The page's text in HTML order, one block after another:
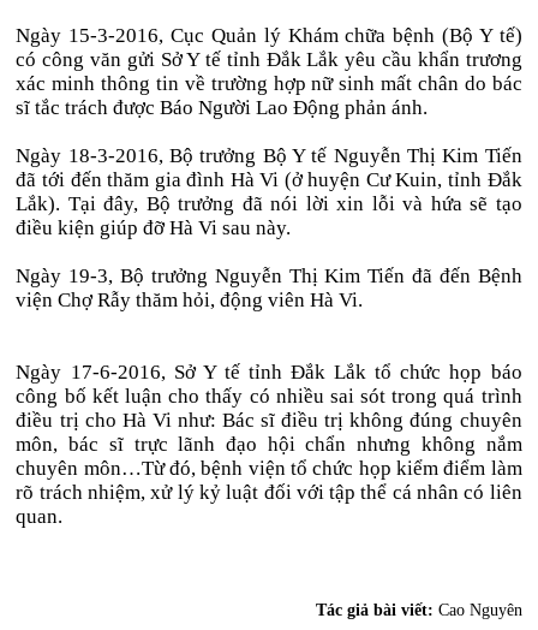
Ngày 15-3-2016, Cục Quản lý Khám chữa bệnh (Bộ Y tế)
có công văn gửi Sở Y tế tỉnh Đắk Lắk yêu cầu khẩn trương
xác minh thông tin về trường hợp nữ sinh mất chân do bác
sĩ tắc trách được Báo Người Lao Động phản ánh.
Ngày 18-3-2016, Bộ trưởng Bộ Y tế Nguyễn Thị Kim Tiến
đã tới đến thăm gia đình Hà Vi (ở huyện Cư Kuin, tỉnh Đắk
Lắk). Tại đây, Bộ trưởng đã nói lời xin lỗi và hứa sẽ tạo
điều kiện giúp đỡ Hà Vi sau này.
Ngày 19-3, Bộ trưởng Nguyễn Thị Kim Tiến đã đến Bệnh
viện Chợ Rẫy thăm hỏi, động viên Hà Vi.
Ngày 17-6-2016, Sở Y tế tỉnh Đắk Lắk tổ chức họp báo
công bố kết luận cho thấy có nhiều sai sót trong quá trình
điều trị cho Hà Vi như: Bác sĩ điều trị không đúng chuyên
môn, bác sĩ trực lãnh đạo hội chẩn nhưng không nắm
chuyên môn…Từ đó, bệnh viện tổ chức họp kiểm điểm làm
rõ trách nhiệm, xử lý kỷ luật đối với tập thể cá nhân có liên
quan.
Tác giả bài viết: Cao Nguyên